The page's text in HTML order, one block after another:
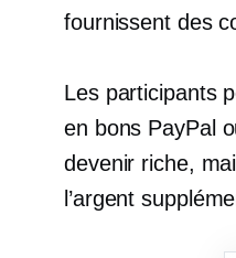
fournissent des
Les participants
en bons PayPal
devenir riche,
l’argent